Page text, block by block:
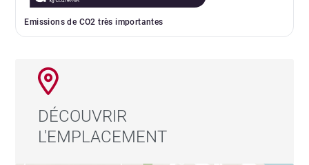
Emissions de CO2 très importantes
DÉCOUVRIR
L'EMPLACEMENT